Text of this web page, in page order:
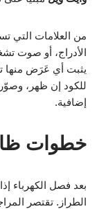
من العلامات التي
الأدراج، أو صوت
يثبت أي عَرَض منها
للكود إن ظهر،
إضافية.
خطوات
بعد فصل الكهرباء
الطراز. تقتصر